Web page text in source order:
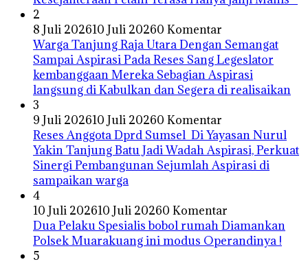
2
8 Juli 202610 Juli 20260 Komentar
Warga Tanjung Raja Utara Dengan Semangat
Sampai Aspirasi Pada Reses Sang Legeslator
kembanggaan Mereka Sebagian Aspirasi
langsung di Kabulkan dan Segera di realisaikan
3
9 Juli 202610 Juli 20260 Komentar
Reses Anggota Dprd Sumsel Di Yayasan Nurul
Yakin Tanjung Batu Jadi Wadah Aspirasi, Perkuat
Sinergi Pembangunan Sejumlah Aspirasi di
sampaikan warga
4
10 Juli 202610 Juli 20260 Komentar
Dua Pelaku Spesialis bobol rumah Diamankan
Polsek Muarakuang ini modus Operandinya !
5